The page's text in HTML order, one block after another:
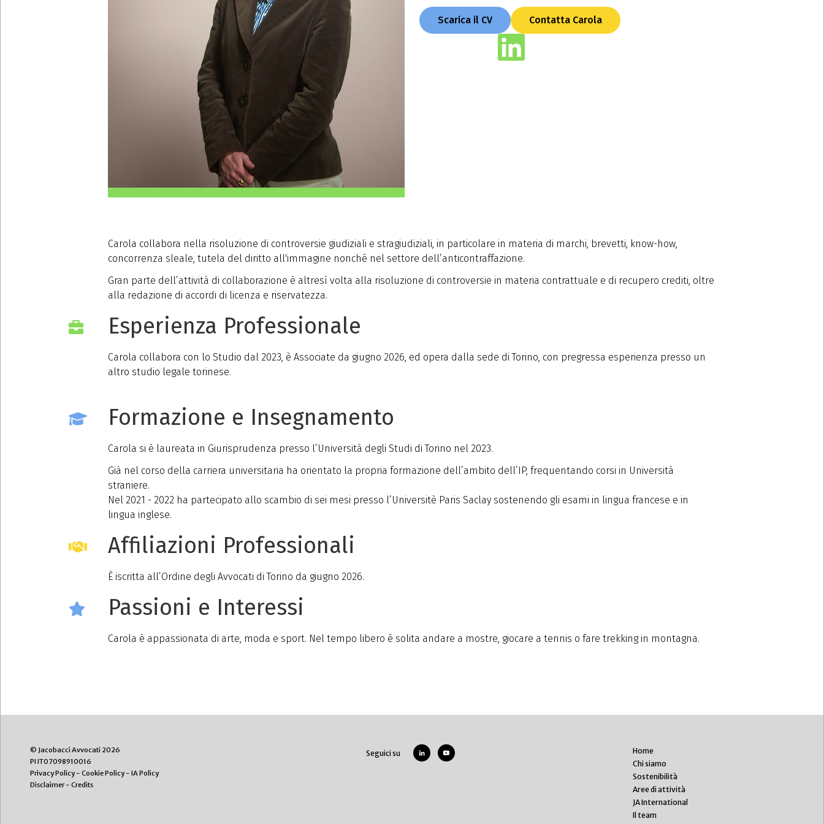
Scarica il CV Contatta Carola
Carola collabora nella risoluzione di controversie giudiziali e stragiudiziali, in particolare in materia di marchi, brevetti, know-how,
concorrenza sleale, tutela del diritto all'immagine nonché nel settore dell’anticontraffazione.
Gran parte dell’attività di collaborazione è altresì volta alla risoluzione di controversie in materia contrattuale e di recupero crediti, oltre
alla redazione di accordi di licenza e riservatezza.
Esperienza Professionale
Carola collabora con lo Studio dal 2023, è Associate da giugno 2026, ed opera dalla sede di Torino, con pregressa esperienza presso un
altro studio legale torinese.
Formazione e Insegnamento
Carola si è laureata in Giurisprudenza presso l’Università degli Studi di Torino nel 2023.
Già nel corso della carriera universitaria ha orientato la propria formazione dell’ambito dell’IP, frequentando corsi in Università
straniere.
Nel 2021 - 2022 ha partecipato allo scambio di sei mesi presso l’Universitè Paris Saclay sostenendo gli esami in lingua francese e in
lingua inglese.
Affiliazioni Professionali
È iscritta all’Ordine degli Avvocati di Torino da giugno 2026.
Passioni e Interessi
Carola è appassionata di arte, moda e sport. Nel tempo libero è solita andare a mostre, giocare a tennis o fare trekking in montagna.
© Jacobacci Avvocati 2026
PI IT07098910016
Privacy Policy- Cookie Policy- IA Policy
Disclaimer- Credits
Seguici su
Home
Chi siamo
Sostenibilità
Aree di attività
JA International
Il team